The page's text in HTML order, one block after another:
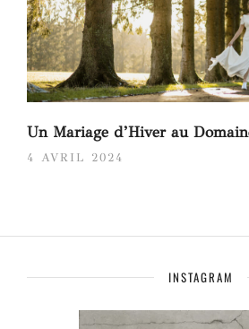
Un Mariage d’Hiver au
4 AVRIL 2024
INSTAGRAM